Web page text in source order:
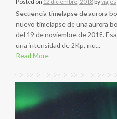
Posted on 12 diciembre, 2018byviajes
Secuencia timelapse de aurora
nuevo timelapse de una aurora
del 19 de noviembre de 2018.
una intensidad de 2Kp, mu...
Read More